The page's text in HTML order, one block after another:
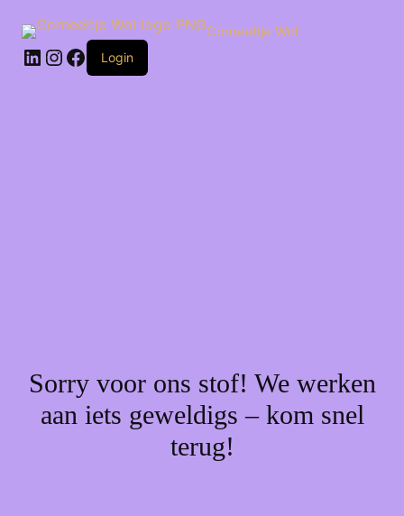
naar
inhoud
Corneeltje Wol
LinkedIn
Instagram
Facebook
Login
Sorry voor ons stof! We werken
aan iets geweldigs – kom snel
terug!